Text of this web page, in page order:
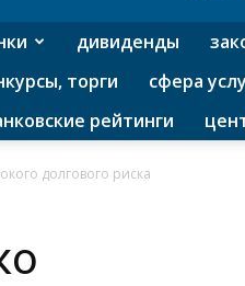
дивиденды
торги
сфера
рейтинги
долгового риска